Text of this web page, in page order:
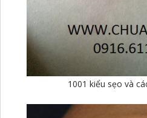
1001 kiểu sẹo và